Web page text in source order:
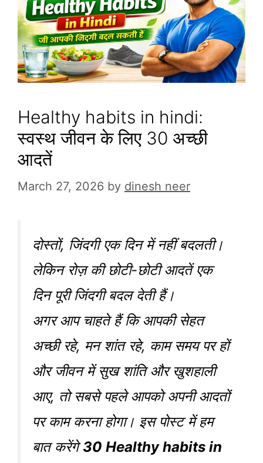
Healthy habits in hindi:
स्वस्थ जीवन के लिए 30 अच्छी
आदतें
March 27, 2026 by dinesh neer
दोस्तों, जिंदगी एक दिन में नहीं बदलती।
लेकिन रोज़ की छोटी-छोटी आदतें एक
दिन पूरी जिंदगी बदल देती हैं।
अगर आप चाहते हैं कि आपकी सेहत
अच्छी रहे, मन शांत रहे, काम समय पर हों
और जीवन में सुख शांति और खुशहाली
आए, तो सबसे पहले आपको अपनी आदतों
पर काम करना होगा। इस पोस्ट में हम
बात करेंगे30 Healthy habits in